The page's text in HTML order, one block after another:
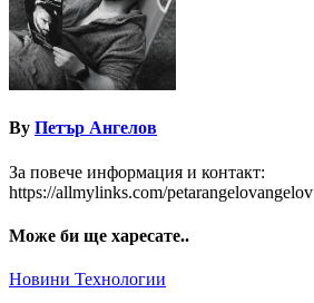
By Петър Ангелов
За повече информация и контакт:
https://allmylinks.com/petarangelovangelov
Може би ще харесате..
Новини Технологии